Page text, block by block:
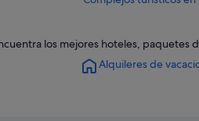
Villas en Provincia de
Iberostar hoteles en
los mejores hoteles,
Alquileres de